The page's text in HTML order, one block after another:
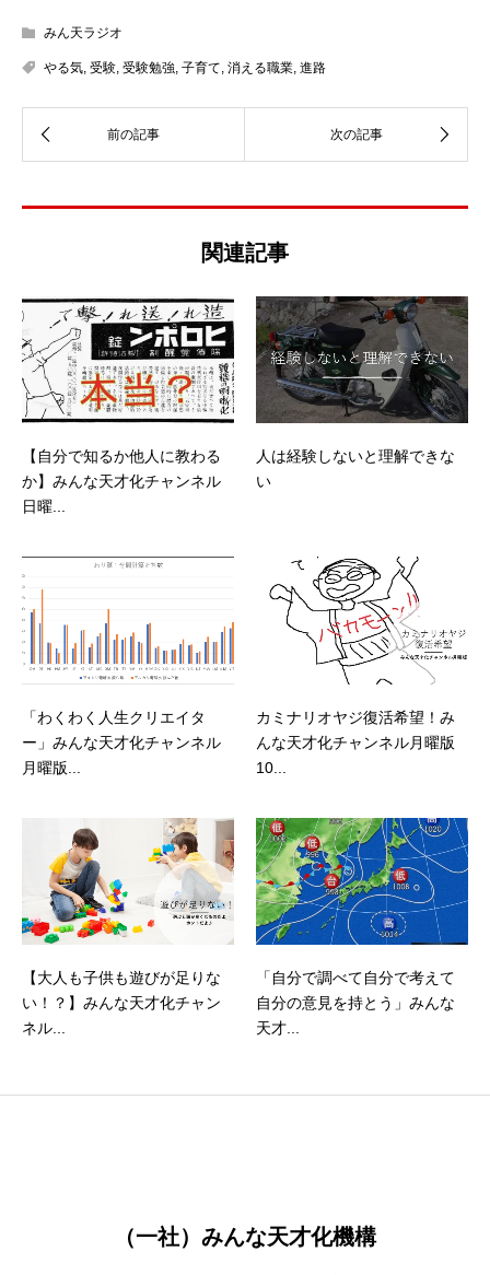
みん天ラジオ
やる気 受験 受験勉強 子育て 消える職業 進路
関連記事
【自分で知るか他人に教わる
か】みんな天才化チャンネル
日曜...
人は経験しないと理解できな
い
「わくわく人生クリエイタ
ー」みんな天才化チャンネル
月曜版...
カミナリオヤジ復活希望！み
んな天才化チャンネル月曜版
10...
【大人も子供も遊びが足りな
い！？】みんな天才化チャン
ネル...
「自分で調べて自分で考えて
自分の意見を持とう」みんな
天才...
（一社）みんな天才化機構